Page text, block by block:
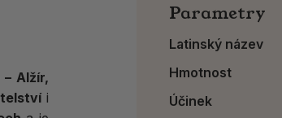
Alžír,
i
Parametry
Latinský název
Hmotnost
Účinek